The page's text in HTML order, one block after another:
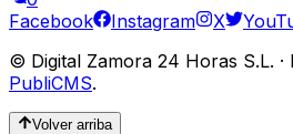
Facebook
Instagram X
© Digital Zamora 24 Horas S.L. ·
PubliCMS.
Volver arriba